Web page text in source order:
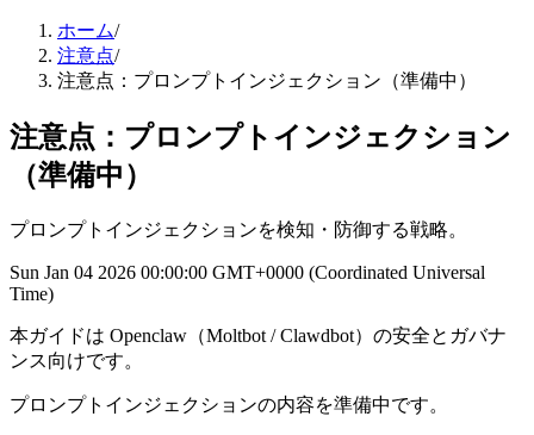
ホーム/
注意点/
注意点：プロンプトインジェクション（準備中）
注意点：プロンプトインジェクション
（準備中）
プロンプトインジェクションを検知・防御する戦略。
Sun Jan 04 2026 00:00:00 GMT+0000 (Coordinated Universal
Time)
本ガイドは Openclaw（Moltbot / Clawdbot）の安全とガバナ
ンス向けです。
プロンプトインジェクションの内容を準備中です。